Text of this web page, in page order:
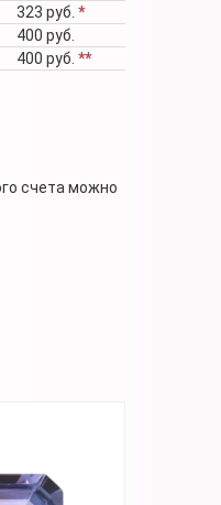
323 руб. *
400 руб.
400 руб. **
счета можно